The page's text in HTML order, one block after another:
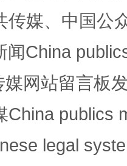
传媒、中国公
闻China
网站留言板
China publics
legal